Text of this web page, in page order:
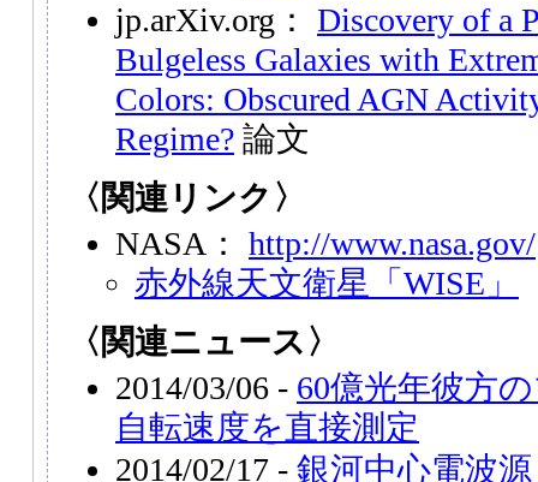
jp.arXiv.org： Discovery of a
Bulgeless Galaxies with
Colors: Obscured AGN
Regime? 論文
〈関連リンク〉
NASA： http://www.nasa.gov/
赤外線天文衛星「WISE」
〈関連ニュース〉
2014/03/06 - 60億光年彼方
自転速度を直接測定
2014/02/17 - 銀河中心電波